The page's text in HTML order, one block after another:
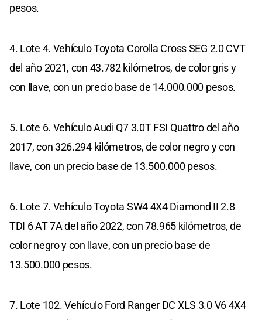
pesos.
4. Lote 4. Vehículo Toyota Corolla Cross SEG 2.0 CVT
del año 2021, con 43.782 kilómetros, de color gris y
con llave, con un precio base de 14.000.000 pesos.
5. Lote 6. Vehículo Audi Q7 3.0T FSI Quattro del año
2017, con 326.294 kilómetros, de color negro y con
llave, con un precio base de 13.500.000 pesos.
6. Lote 7. Vehículo Toyota SW4 4X4 Diamond II 2.8
TDI 6 AT 7A del año 2022, con 78.965 kilómetros, de
color negro y con llave, con un precio base de
13.500.000 pesos.
7. Lote 102. Vehículo Ford Ranger DC XLS 3.0 V6 4X4